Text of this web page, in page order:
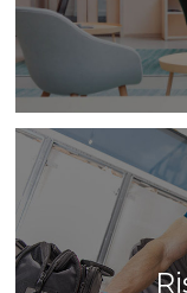
vivi la tua